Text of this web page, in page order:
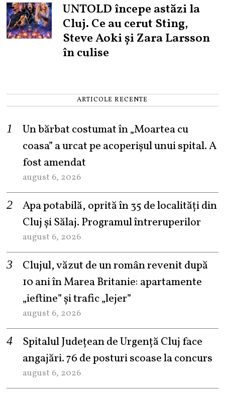
UNTOLD începe astăzi la
Cluj. Ce au cerut Sting,
Steve Aoki și Zara Larsson
în culise
ARTICOLE RECENTE
Un bărbat costumat în „Moartea cu
coasa” a urcat pe acoperișul unui spital. A
fost amendat
august 6, 2026
Apa potabilă, oprită în 35 de localități din
Cluj și Sălaj. Programul întreruperilor
august 6, 2026
Clujul, văzut de un român revenit după
10 ani în Marea Britanie: apartamente
„ieftine” și trafic „lejer”
august 6, 2026
Spitalul Județean de Urgență Cluj face
angajări. 76 de posturi scoase la concurs
august 6, 2026